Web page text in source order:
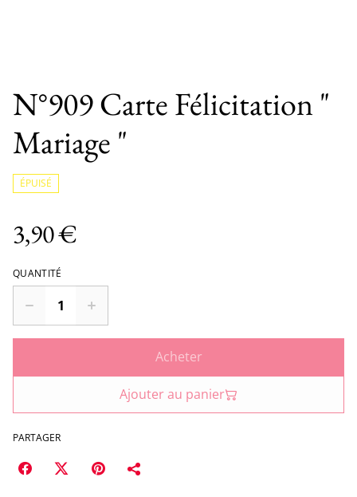
N°909 Carte Félicitation "
Mariage "
ÉPUISÉ
3,90 €
QUANTITÉ
Acheter
Ajouter au panier
PARTAGER